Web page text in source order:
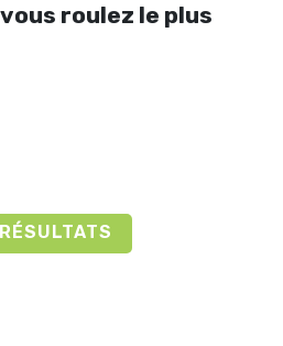
roulez le plus
RÉSULTATS